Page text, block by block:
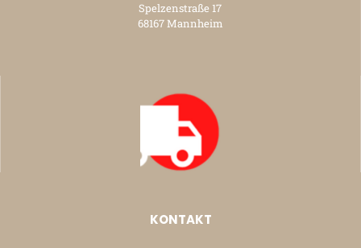
Spelzenstraße 17
68167 Mannheim
KONTAKT